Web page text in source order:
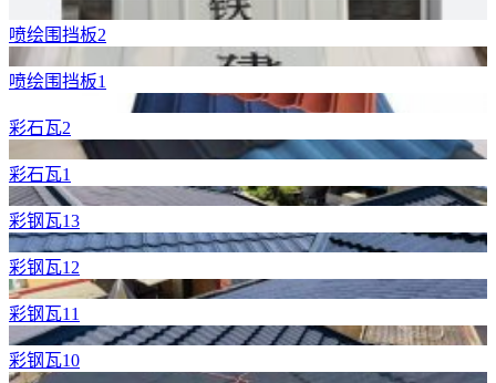
喷绘围挡板2
喷绘围挡板1
彩石瓦2
彩石瓦1
彩钢瓦13
彩钢瓦12
彩钢瓦11
彩钢瓦10